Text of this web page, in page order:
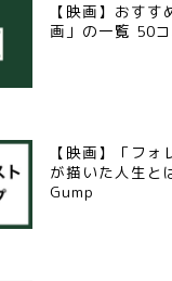
【映画】おす
画」の一覧 50
【映画】「フォ
が描いた人生
Gump